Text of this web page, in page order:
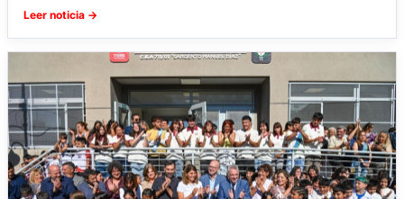
Leer noticia →